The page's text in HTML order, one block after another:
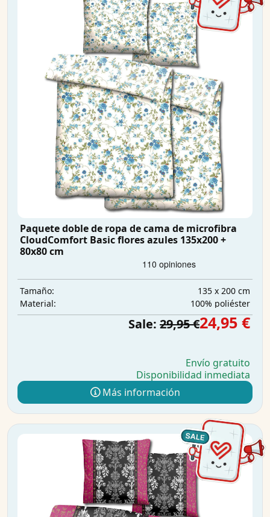
Paquete doble de ropa de cama de microfibra
CloudComfort Basic flores azules 135x200 +
80x80 cm
Tamaño:
135 x 200 cm
Material:
100% poliéster
Sale: 29,95 €24,95 €
Envío gratuito
Disponibilidad inmediata
Más información